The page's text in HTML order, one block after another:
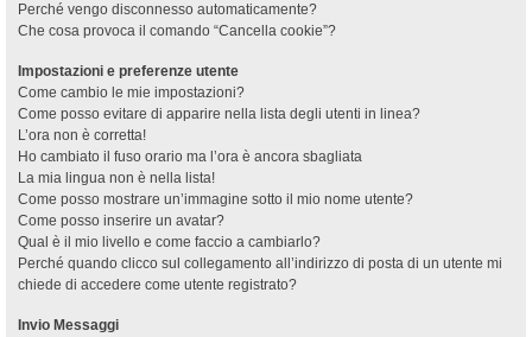
Perché vengo disconnesso automaticamente?
Che cosa provoca il comando “Cancella cookie”?
Impostazioni e preferenze utente
Come cambio le mie impostazioni?
Come posso evitare di apparire nella lista degli utenti in linea?
L’ora non è corretta!
Ho cambiato il fuso orario ma l’ora è ancora sbagliata
La mia lingua non è nella lista!
Come posso mostrare un’immagine sotto il mio nome utente?
Come posso inserire un avatar?
Qual è il mio livello e come faccio a cambiarlo?
Perché quando clicco sul collegamento all’indirizzo di posta di un utente mi
chiede di accedere come utente registrato?
Invio Messaggi